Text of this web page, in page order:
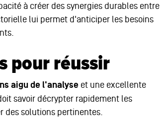
à créer des synergies durables entre
lui permet d'anticiper les besoins
pour réussir
aigu de l'analyse et une excellente
savoir décrypter rapidement les
des solutions pertinentes.